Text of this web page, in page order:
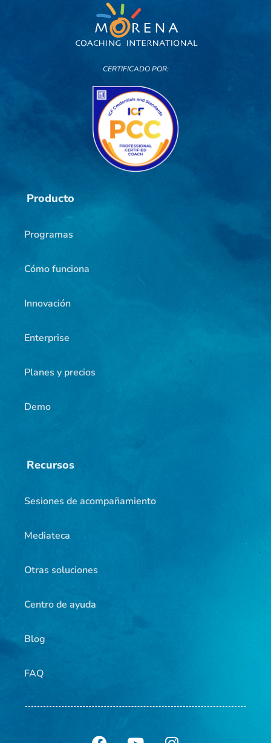
CERTIFICADO POR:
Producto
Programas
Cómo funciona
Innovación
Enterprise
Planes y precios
Demo
Recursos
Sesiones de acompañamiento
Mediateca
Otras soluciones
Centro de ayuda
Blog
FAQ